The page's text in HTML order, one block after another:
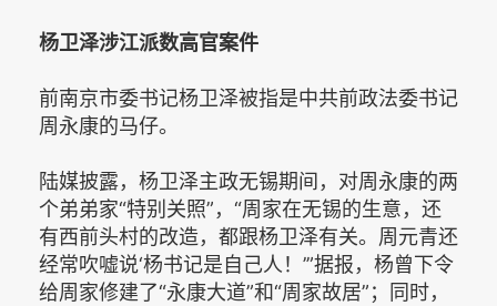
杨卫泽涉江派数高官案件
前南京市委书记杨卫泽被指是中共前政法委书记
周永康的马仔。
陆媒披露，杨卫泽主政无锡期间，对周永康的两
个弟弟家“特别关照”，“周家在无锡的生意，还
有西前头村的改造，都跟杨卫泽有关。周元青还
经常吹嘘说‘杨书记是自己人！’”据报，杨曾下令
给周家修建了“永康大道”和“周家故居”；同时，